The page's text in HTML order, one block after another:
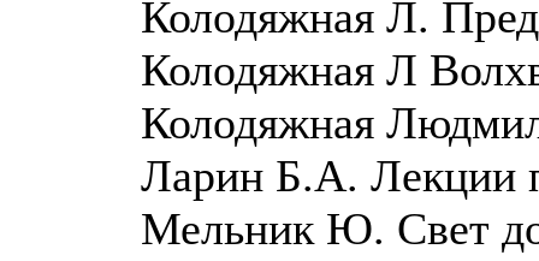
Колодяжная Л.
Колодяжная Л
Колодяжная
Ларин Б.А. Лекции
Мельник Ю. Свет